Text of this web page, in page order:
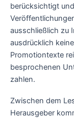
berücksichtigt
ausschließlich zu
ausdrücklich
Promotiontexte
besprochenen
zahlen.
Zwischen dem
Herausgeber